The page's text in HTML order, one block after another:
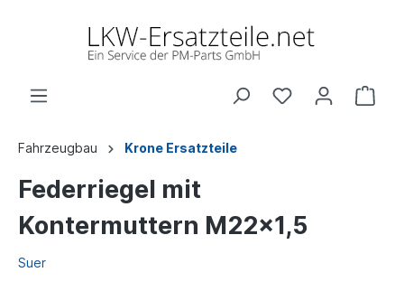
Fahrzeugbau Krone Ersatzteile
Federriegel mit
Kontermuttern M22x1,5
Suer